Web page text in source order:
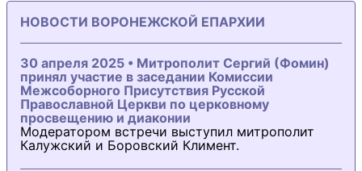
НОВОСТИ ВОРОНЕЖСКОЙ ЕПАРХИИ
30 апреля 2025 • Митрополит Сергий (Фомин)
принял участие в заседании Комиссии
Межсоборного Присутствия Русской
Православной Церкви по церковному
просвещению и диаконии
Модератором встречи выступил митрополит
Калужский и Боровский Климент.